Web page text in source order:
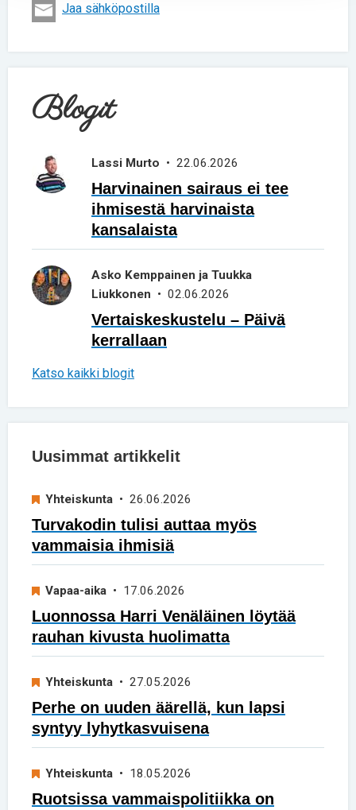
Jaa sähköpostilla
Blogit
Lassi Murto • 22.06.2026
Harvinainen sairaus ei tee
ihmisestä harvinaista
kansalaista
Asko Kemppainen ja Tuukka
Liukkonen • 02.06.2026
Vertaiskeskustelu – Päivä
kerrallaan
Katso kaikki blogit
Uusimmat artikkelit
Yhteiskunta • 26.06.2026
Turvakodin tulisi auttaa myös
vammaisia ihmisiä
Vapaa-aika • 17.06.2026
Luonnossa Harri Venäläinen löytää
rauhan kivusta huolimatta
Yhteiskunta • 27.05.2026
Perhe on uuden äärellä, kun lapsi
syntyy lyhytkasvuisena
Yhteiskunta • 18.05.2026
Ruotsissa vammaispolitiikka on